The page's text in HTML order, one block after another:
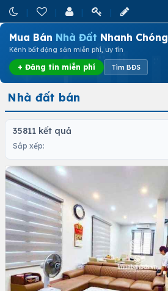
Mua Bán Nhà Đất Nhanh Chóng
Kênh bất động sản miễn phí, uy tín
+ Đăng tin miễn phí Tìm BĐS
Nhà đất bán
35811 kết quả
Sắp xếp: